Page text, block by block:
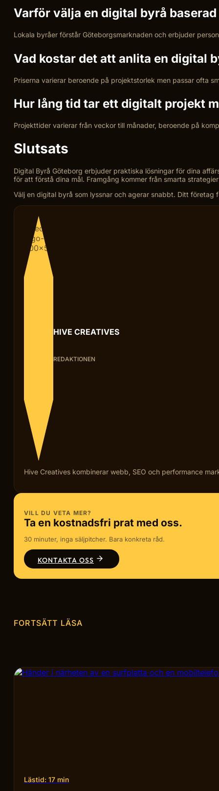
Varför välja en digital byrå
Lokala byråer förstår Göteborgsmarknaden och erbjuder
Vad kostar det att anlita en digital
Priserna varierar beroende på projektstorlek men passar ofta
Hur lång tid tar ett digitalt projekt
Projekttider varierar från veckor till månader, beroende på
Slutsats
Digital Byrå Göteborg erbjuder praktiska lösningar för dina
för att förstå dina mål. Framgång kommer från smarta
Välj en digital byrå som lyssnar och agerar snabbt. Ditt
HIVE CREATIVES
REDAKTIONEN
Hive Creatives kombinerar webb, SEO och performance
VILL DU VETA MER?
Ta en kostnadsfri prat med oss.
30 minuter, inga säljpitcher. Bara konkreta råd.
KONTAKTA OSS
FORTSÄTT LÄSA
Lästid: 17 min